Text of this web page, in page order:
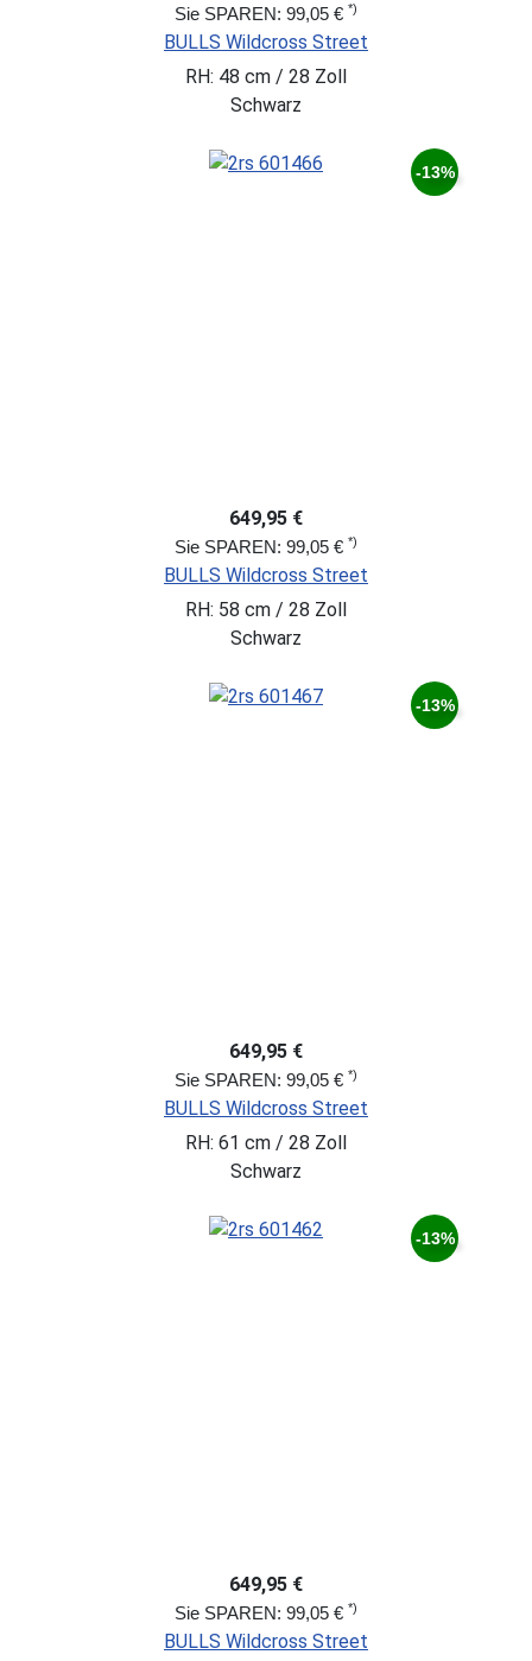
Sie SPAREN: 99,05 € *)
BULLS Wildcross Street
RH: 48 cm / 28 Zoll
Schwarz
-13%
649,95 €
Sie SPAREN: 99,05 € *)
BULLS Wildcross Street
RH: 58 cm / 28 Zoll
Schwarz
-13%
649,95 €
Sie SPAREN: 99,05 € *)
BULLS Wildcross Street
RH: 61 cm / 28 Zoll
Schwarz
-13%
649,95 €
Sie SPAREN: 99,05 € *)
BULLS Wildcross Street